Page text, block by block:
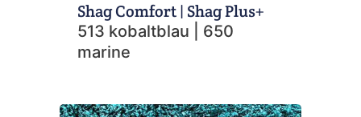
Shag Comfort | Shag Plus+
513 kobaltblau | 650
marine